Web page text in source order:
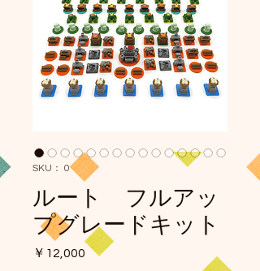
SKU： 0
ルート フルアッ
プグレードキット
￥12,000 価